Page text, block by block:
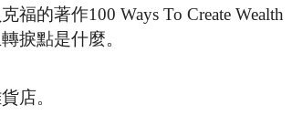
的著作100 Ways To Create
捩點是什麼。
店。